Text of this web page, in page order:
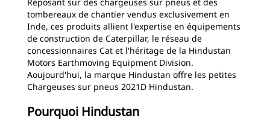
tombereaux de chantier vendus exclusivement en
Inde, ces produits allient l'expertise en équipements
de construction de Caterpillar, le réseau de
concessionnaires Cat et l'héritage de la Hindustan
Motors Earthmoving Equipment Division.
Aoujourd'hui, la marque Hindustan offre les petites
Chargeuses sur pneus 2021D Hindustan.
Pourquoi Hindustan